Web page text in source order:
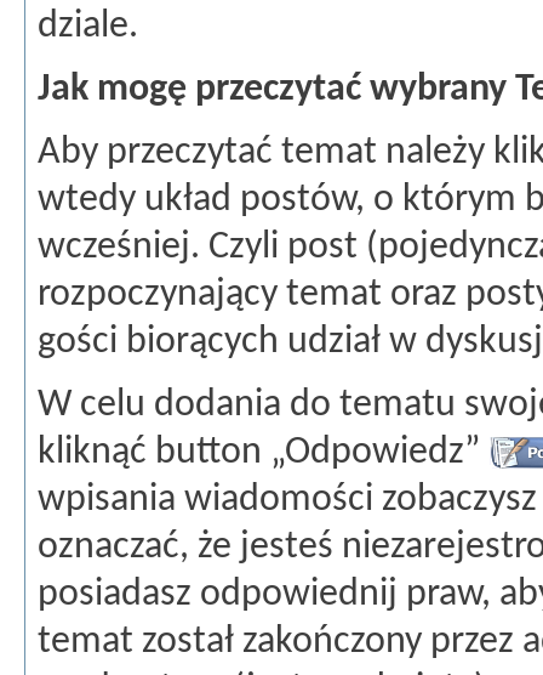
dziale.
Jak mogę przeczytać wybrany
Aby przeczytać temat należy
wtedy układ postów, o którym
wcześniej. Czyli post
rozpoczynający temat oraz
gości biorących udział w
W celu dodania do tematu
kliknąć button „Odpowiedz”
wpisania wiadomości
oznaczać, że jesteś
posiadasz odpowiednij praw,
temat został zakończony przez